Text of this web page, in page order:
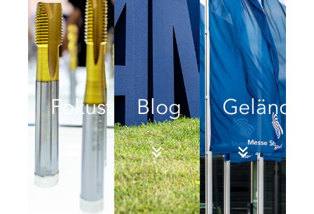
Fokusthemen
Blog